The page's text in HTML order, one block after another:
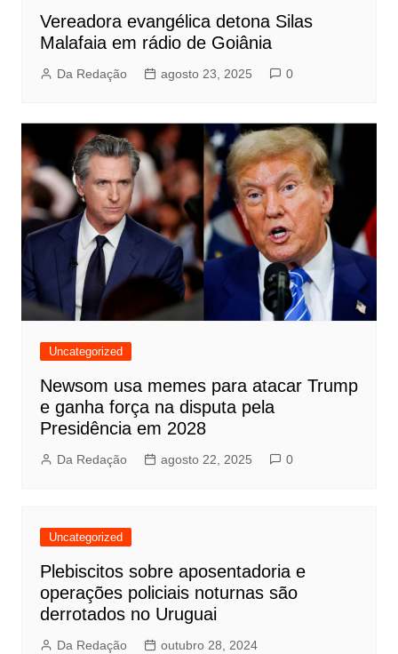
Vereadora evangélica detona Silas
Malafaia em rádio de Goiânia
Da Redação agosto 23, 2025 0
Uncategorized
Newsom usa memes para atacar Trump
e ganha força na disputa pela
Presidência em 2028
Da Redação agosto 22, 2025 0
Uncategorized
Plebiscitos sobre aposentadoria e
operações policiais noturnas são
derrotados no Uruguai
Da Redação outubro 28, 2024